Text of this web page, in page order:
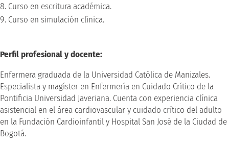
Curso en escritura académica.
Curso en simulación clínica.
Perfil profesional y docente:
Enfermera graduada de la Universidad Católica de Manizales.
Especialista y magíster en Enfermería en Cuidado Crítico de la
Pontificia Universidad Javeriana. Cuenta con experiencia clínica
asistencial en el área cardiovascular y cuidado crítico del adulto
en la Fundación Cardioinfantil y Hospital San José de la Ciudad de
Bogotá.